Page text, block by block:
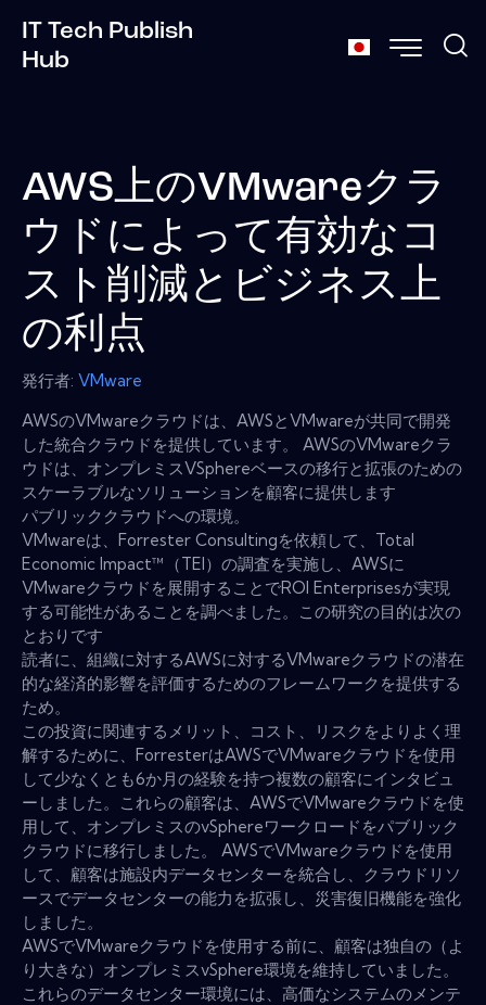
IT Tech Publish
Hub
AWS上のVMwareクラ
ウドによって有効なコ
スト削減とビジネス上
の利点
発行者: VMware
AWSのVMwareクラウドは、AWSとVMwareが共同で開発
した統合クラウドを提供しています。 AWSのVMwareクラ
ウドは、オンプレミスVSphereベースの移行と拡張のための
スケーラブルなソリューションを顧客に提供します
パブリッククラウドへの環境。
VMwareは、Forrester Consultingを依頼して、Total
Economic Impact™（TEI）の調査を実施し、AWSに
VMwareクラウドを展開することでROI Enterprisesが実現
する可能性があることを調べました。この研究の目的は次の
とおりです
読者に、組織に対するAWSに対するVMwareクラウドの潜在
的な経済的影響を評価するためのフレームワークを提供する
ため。
この投資に関連するメリット、コスト、リスクをよりよく理
解するために、ForresterはAWSでVMwareクラウドを使用
して少なくとも6か月の経験を持つ複数の顧客にインタビュ
ーしました。これらの顧客は、AWSでVMwareクラウドを使
用して、オンプレミスのvSphereワークロードをパブリック
クラウドに移行しました。 AWSでVMwareクラウドを使用
して、顧客は施設内データセンターを統合し、クラウドリソ
ースでデータセンターの能力を拡張し、災害復旧機能を強化
しました。
AWSでVMwareクラウドを使用する前に、顧客は独自の（よ
り大きな）オンプレミスvSphere環境を維持していました。
これらのデータセンター環境には、高価なシステムのメンテ